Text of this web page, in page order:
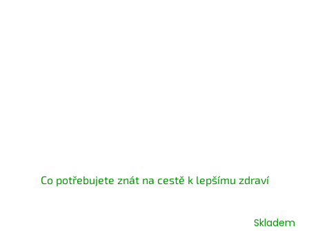
Co potřebujete znát na cestě k lepšímu zdraví
Skladem